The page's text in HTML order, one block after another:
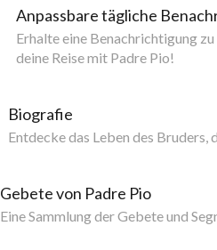
Anpassbare tägliche
Erhalte eine Benachrichtigung
deine Reise mit Padre Pio!
Biografie
Entdecke das Leben des Bruders,
Gebete von Padre Pio
Eine Sammlung der Gebete und